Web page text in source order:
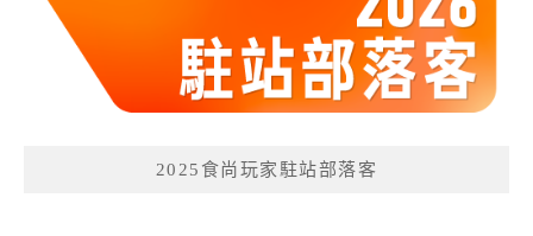
2025食尚玩家駐站部落客